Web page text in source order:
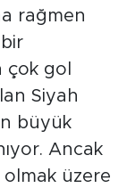
rağmen
çok gol
Siyah
büyük
Ancak
üzere